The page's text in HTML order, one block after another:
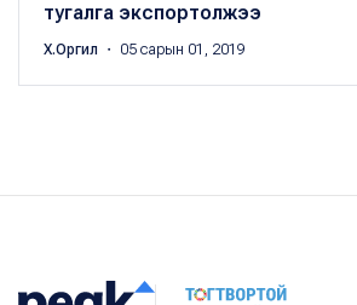
тугалга экспортолжээ
Х.Оргил ・ 05 сарын 01, 2019